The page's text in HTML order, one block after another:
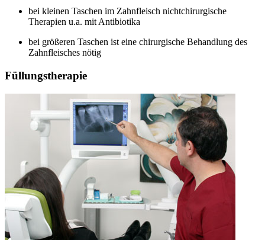
bei kleinen Taschen im Zahnfleisch nichtchirurgische
Therapien u.a. mit Antibiotika
bei größeren Taschen ist eine chirurgische Behandlung des
Zahnfleisches nötig
Füllungstherapie